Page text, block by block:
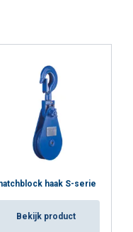
haak S-serie
Bekijk product